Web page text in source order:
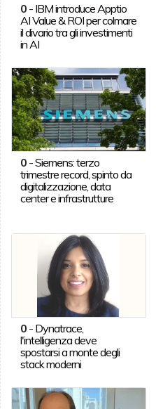
0- IBM introduce Apptio
AI Value & ROI per colmare
il divario tra gli investimenti
in AI
0-Siemens: terzo
trimestre record, spinto da
digitalizzazione, data
center e infrastrutture
0- Dynatrace,
l'intelligenza deve
spostarsi a monte degli
stack moderni